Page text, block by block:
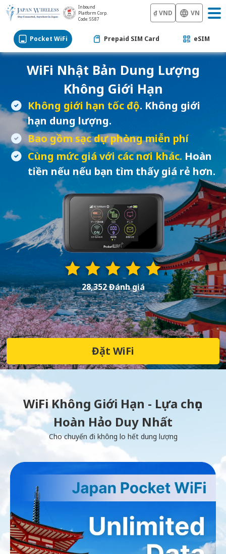
Inbound
Platform Corp.
Code: 5587
₫ VND VN
Pocket WiFi Prepaid SIM Card eSIM
WiFi Nhật Bản Dung Lượng
Không Giới Hạn
Không giới hạn tốc độ. Không giới
hạn dung lượng.
Bao gồm sạc dự phòng miễn phí
Cùng mức giá với các nơi khác. Hoàn
tiền nếu nếu bạn tìm thấy giá rẻ hơn.
28,352 Đánh giá
Đặt WiFi
WiFi Không Giới Hạn - Lựa chọn
Hoàn Hảo Duy Nhất
Cho chuyến đi không lo hết dung lượng